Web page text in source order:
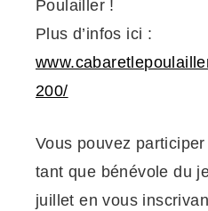
Poulailler !
Plus d’infos ici :
200/
Vous pouvez
tant que bénévole du
juillet en vous